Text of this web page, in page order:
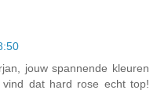
jouw spannende kleuren
dat hard rose echt top!